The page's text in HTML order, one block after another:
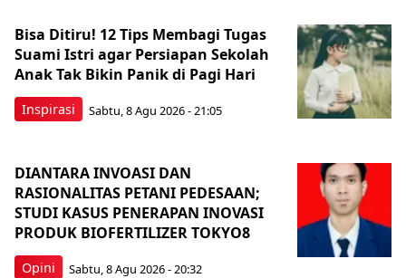
Inspirasi
Bisa Ditiru! 12 Tips Membagi Tugas
Suami Istri agar Persiapan Sekolah
Anak Tak Bikin Panik di Pagi Hari
Sabtu, 8 Agu 2026 - 21:05
Opini
DIANTARA INVOASI DAN
RASIONALITAS PETANI PEDESAAN;
STUDI KASUS PENERAPAN INOVASI
PRODUK BIOFERTILIZER TOKYO8
Sabtu, 8 Agu 2026 - 20:32